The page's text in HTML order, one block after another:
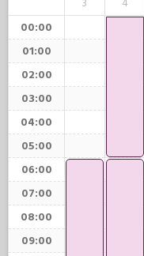
3
4
00:00
01:00
02:00
03:00
04:00
05:00
06:00
07:00
08:00
09:00